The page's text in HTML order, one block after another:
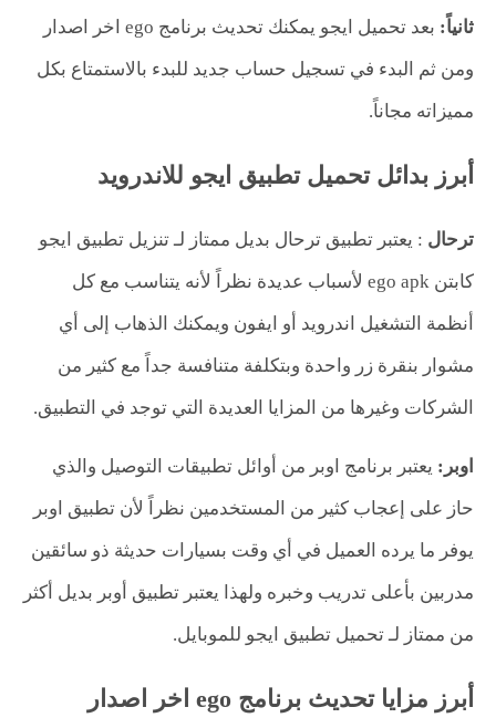
ثانياً:
بعد تحميل ايجو يمكنك تحديث برنامج ego اخر اصدار
ومن ثم البدء في تسجيل حساب جديد للبدء بالاستمتاع بكل
مميزاته مجاناً.
أبرز بدائل تحميل تطبيق ايجو للاندرويد
ترحال : يعتبر تطبيق ترحال بديل ممتاز لـ تنزيل تطبيق ايجو
كابتن ego apk لأسباب عديدة نظراً لأنه يتناسب مع كل
أنظمة التشغيل اندرويد أو ايفون ويمكنك الذهاب إلى أي
مشوار بنقرة زر واحدة وبتكلفة متنافسة جداً مع كثير من
الشركات وغيرها من المزايا العديدة التي توجد في التطبيق.
اوبر: يعتبر برنامج اوبر من أوائل تطبيقات التوصيل والذي
حاز على إعجاب كثير من المستخدمين نظراً لأن تطبيق اوبر
يوفر ما يرده العميل في أي وقت بسيارات حديثة ذو سائقين
مدربين بأعلى تدريب وخبره ولهذا يعتبر تطبيق أوبر بديل أكثر
من ممتاز لـ تحميل تطبيق ايجو للموبايل.
أبرز مزايا تحديث برنامج ego اخر اصدار